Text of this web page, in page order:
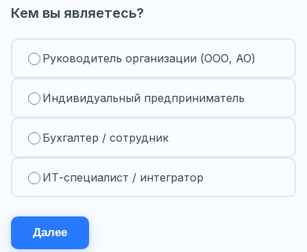
Кем вы являетесь?
Руководитель организации (ООО, АО)
Индивидуальный предприниматель
Бухгалтер / сотрудник
ИТ-специалист / интегратор
Далее